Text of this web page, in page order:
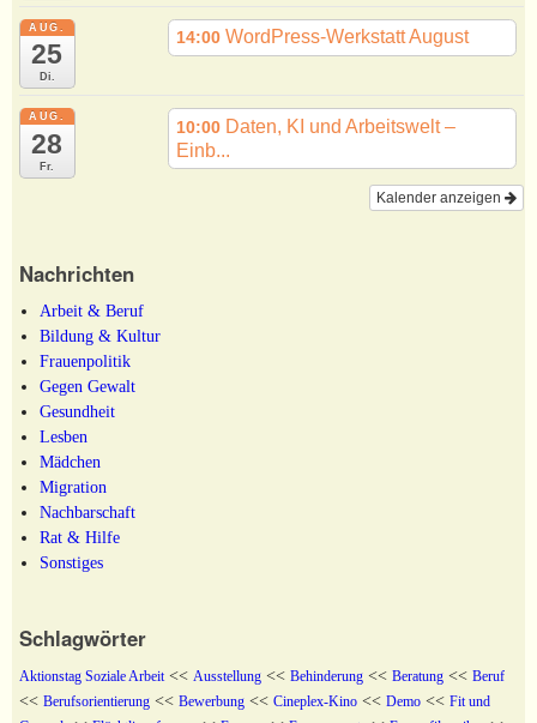
AUG.
25
Di.
14:00 WordPress-Werkstatt August
AUG.
28
Fr.
10:00 Daten, KI und Arbeitswelt –
Einb...
Kalender anzeigen
Nachrichten
Arbeit & Beruf
Bildung & Kultur
Frauenpolitik
Gegen Gewalt
Gesundheit
Lesben
Mädchen
Migration
Nachbarschaft
Rat & Hilfe
Sonstiges
Schlagwörter
Aktionstag Soziale Arbeit<< Ausstellung << Behinderung << Beratung << Beruf
<< Berufsorientierung << Bewerbung << Cineplex-Kino << Demo << Fit und